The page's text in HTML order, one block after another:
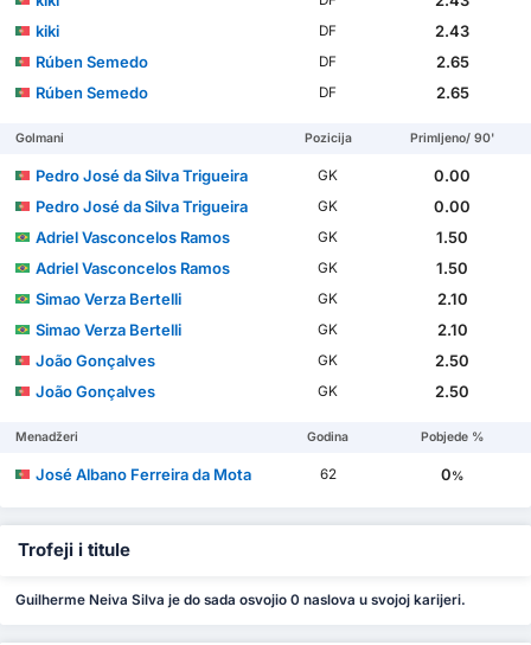
kiki
DF
2.43
Rúben Semedo
DF
2.65
Rúben Semedo
DF 2.65
Golmani Pozicija Primljeno/ 90'
Pedro José da Silva Trigueira GK
0.00
Pedro José da Silva Trigueira
GK
0.00
Adriel Vasconcelos Ramos
GK
1.50
Adriel Vasconcelos Ramos
GK
1.50
Simao Verza Bertelli
GK
2.10
Simao Verza Bertelli
GK
2.10
João Gonçalves
GK
2.50
João Gonçalves
GK 2.50
Menadžeri Godina Pobjede %
José Albano Ferreira da Mota 62 0%
Trofeji i titule
Guilherme Neiva Silva je do sada osvojio 0 naslova u svojoj karijeri.